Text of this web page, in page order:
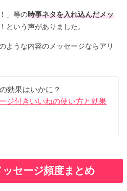
」等の時事ネタを入れ込んだメッ
という声がありました。
ような内容のメッセージならアリ
効果はいかに？
ジ付きいいねの使い方と効果
セージ頻度まとめ